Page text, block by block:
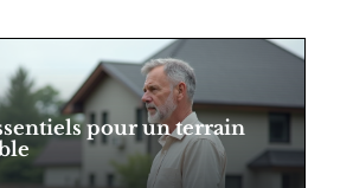
pour un terrain